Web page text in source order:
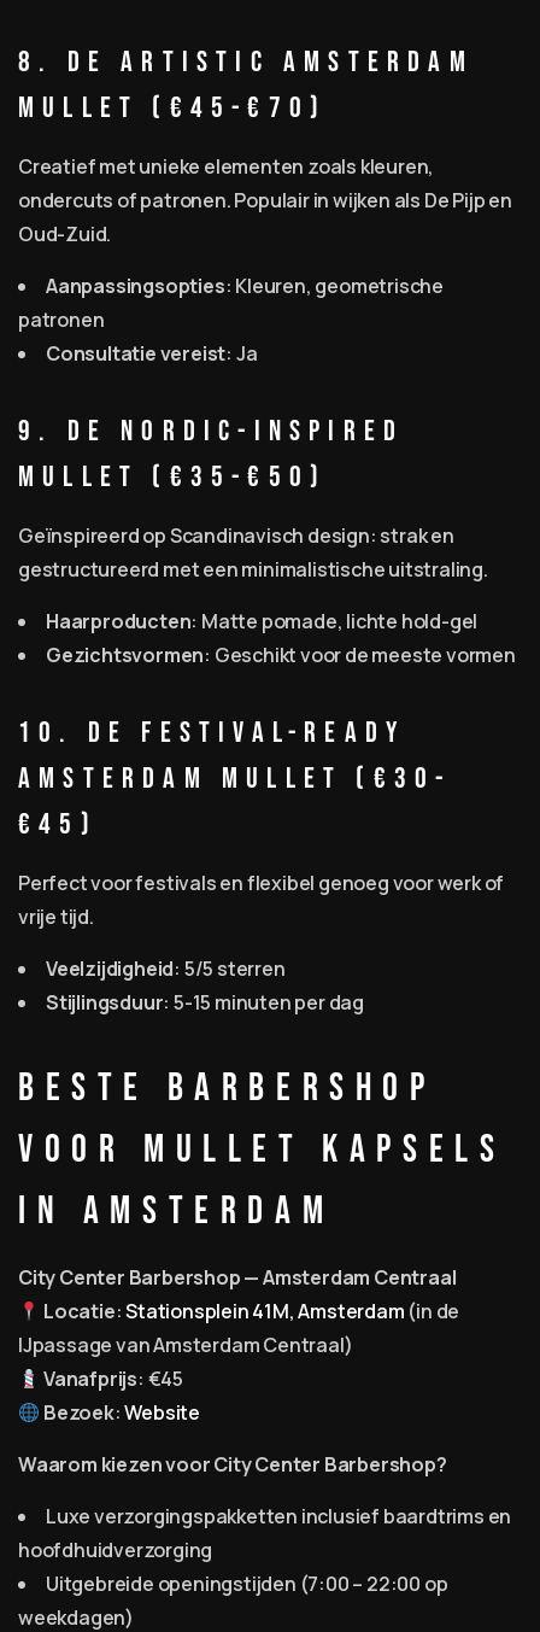
8. De Artistic Amsterdam
Mullet (€45-€70)
Creatief met unieke elementen zoals kleuren,
ondercuts of patronen. Populair in wijken als De Pijp en
Oud-Zuid.
Aanpassingsopties: Kleuren, geometrische
patronen
Consultatie vereist: Ja
9. De Nordic-Inspired
Mullet (€35-€50)
Geïnspireerd op Scandinavisch design: strak en
gestructureerd met een minimalistische uitstraling.
Haarproducten: Matte pomade, lichte hold-gel
Gezichtsvormen: Geschikt voor de meeste vormen
10. De Festival-Ready
Amsterdam Mullet (€30-
€45)
Perfect voor festivals en flexibel genoeg voor werk of
vrije tijd.
Veelzijdigheid: 5/5 sterren
Stijlingsduur: 5-15 minuten per dag
Beste Barbershop
voor Mullet Kapsels
in Amsterdam
City Center Barbershop — Amsterdam Centraal
Locatie:Stationsplein 41M, Amsterdam (in de
IJpassage van Amsterdam Centraal)
Vanafprijs: €45
Bezoek:Website
Waarom kiezen voor City Center Barbershop?
Luxe verzorgingspakketten inclusief baardtrims en
hoofdhuidverzorging
Uitgebreide openingstijden (7:00 – 22:00 op
weekdagen)